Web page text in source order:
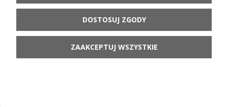
Bigośnica V 1,2 L GU887DEKDU60 Ceramika
Bolesławiec
DOSTOSUJ ZGODY
ZAAKCEPTUJ WSZYSTKIE